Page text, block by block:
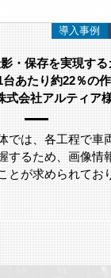
i-
i-PROとは
！ ネットワーク
システムのシステ
は監視カメラや映